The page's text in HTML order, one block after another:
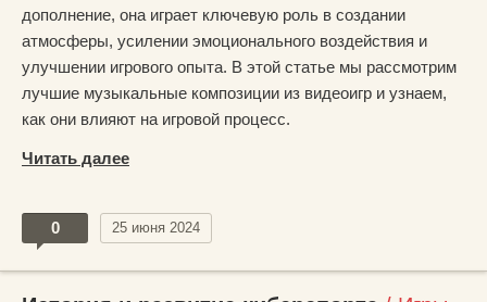
дополнение, она играет ключевую роль в создании
атмосферы, усилении эмоционального воздействия и
улучшении игрового опыта. В этой статье мы рассмотрим
лучшие музыкальные композиции из видеоигр и узнаем,
как они влияют на игровой процесс.
Читать далее
0 25 июня 2024